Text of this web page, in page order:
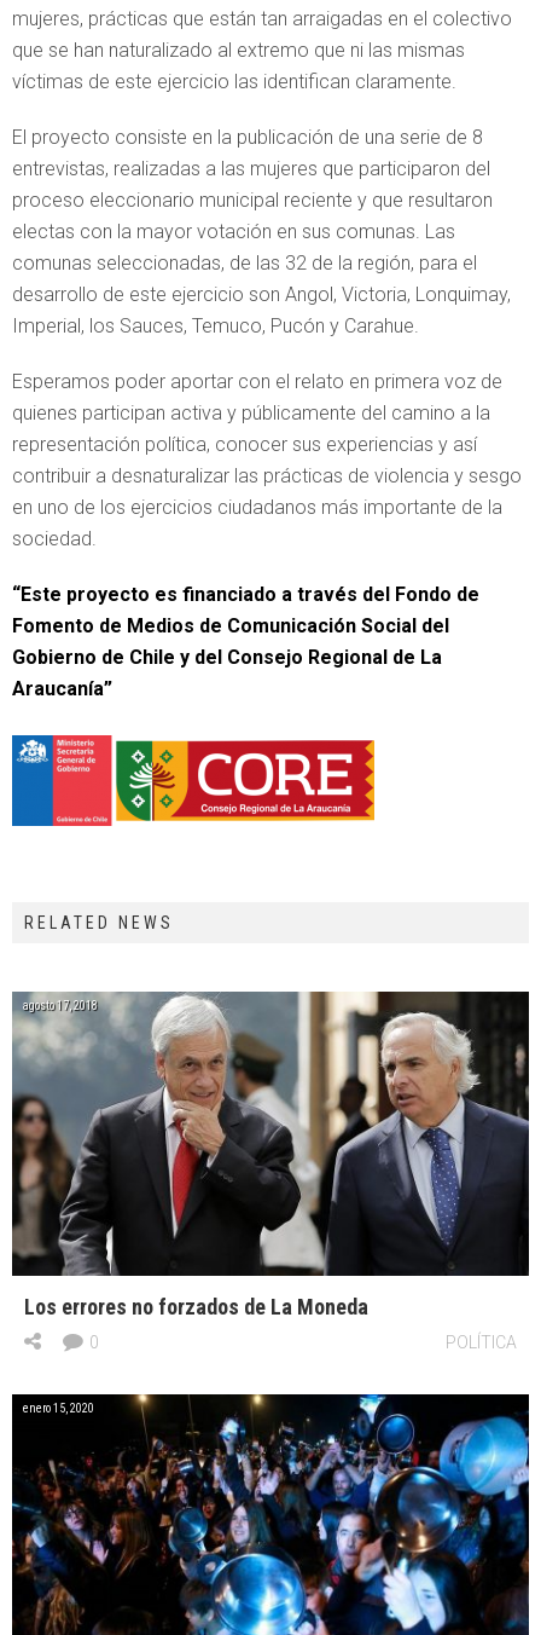
mujeres, prácticas que están tan arraigadas en el colectivo
que se han naturalizado al extremo que ni las mismas
víctimas de este ejercicio las identifican claramente.
El proyecto consiste en la publicación de una serie de 8
entrevistas, realizadas a las mujeres que participaron del
proceso eleccionario municipal reciente y que resultaron
electas con la mayor votación en sus comunas. Las
comunas seleccionadas, de las 32 de la región, para el
desarrollo de este ejercicio son Angol, Victoria, Lonquimay,
Imperial, los Sauces, Temuco, Pucón y Carahue.
Esperamos poder aportar con el relato en primera voz de
quienes participan activa y públicamente del camino a la
representación política, conocer sus experiencias y así
contribuir a desnaturalizar las prácticas de violencia y sesgo
en uno de los ejercicios ciudadanos más importante de la
sociedad.
“Este proyecto es financiado a través del Fondo de
Fomento de Medios de Comunicación Social del
Gobierno de Chile y del Consejo Regional de La
Araucanía”
RELATED NEWS
agosto 17, 2018
Los errores no forzados de La Moneda
POLÍTICA
0
enero 15, 2020